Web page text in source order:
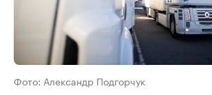
Фото: Александр Подгорчук